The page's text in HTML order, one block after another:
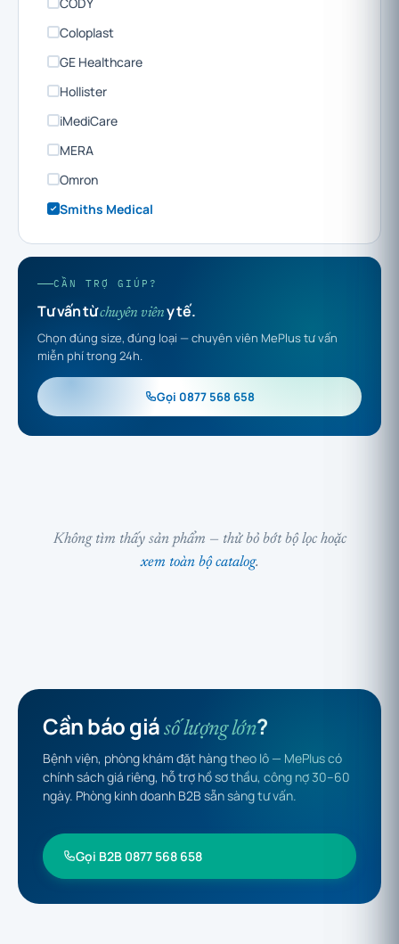
Coloplast
GE Healthcare
Hollister
iMediCare
MERA
Omron
Smiths Medical
CẦN TRỢ GIÚP?
Tư vấn từchuyên viêny tế.
Chọn đúng size, đúng loại — chuyên viên MePlus tư vấn
miễn phí trong 24h.
Gọi 0877 568 658
Không tìm thấy sản phẩm — thử bỏ bớt bộ lọc hoặc
xem toàn bộ catalog.
Cần báo giásố lượng lớn?
Bệnh viện, phòng khám đặt hàng theo lô — MePlus có
chính sách giá riêng, hỗ trợ hồ sơ thầu, công nợ 30–60
ngày. Phòng kinh doanh B2B sẵn sàng tư vấn.
Gọi B2B 0877 568 658